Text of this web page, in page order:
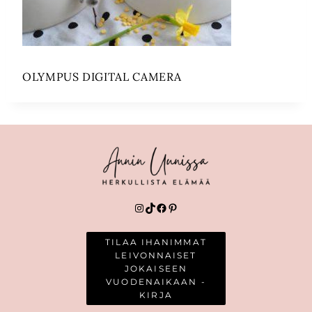
OLYMPUS DIGITAL CAMERA
Instagram
TikTok
Facebook
Pinterest
TILAA IHANIMMAT
LEIVONNAISET
JOKAISEEN
VUODENAIKAAN -
KIRJA